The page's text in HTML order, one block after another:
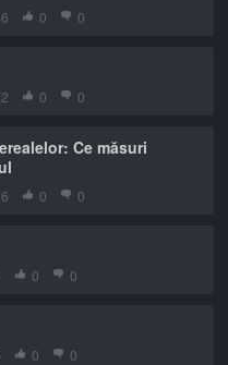
0 0
0 0
Ce măsuri
0 0
0 0
0 0